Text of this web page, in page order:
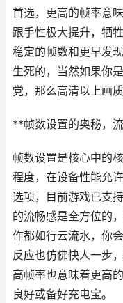
首选，更高的帧率意
跟手性极大提升，牺
稳定的帧数和更早发
生死的，当然如果你
党，那么高清以上画
**帧数设置的奥秘，
帧数设置是核心中的
程度，在设备性能允
选项，目前游戏已支
的流畅感是全方位的
作都如行云流水，你
反应也仿佛快人一步
高帧率也意味着更高
良好或备好充电宝。